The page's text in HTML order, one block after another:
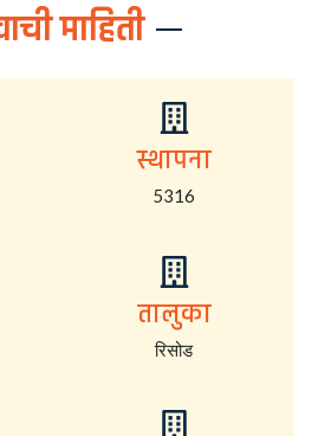
माहिती
स्थापना
5316
तालुका
रिसोड